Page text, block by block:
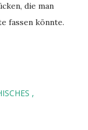
die man
fassen könnte.